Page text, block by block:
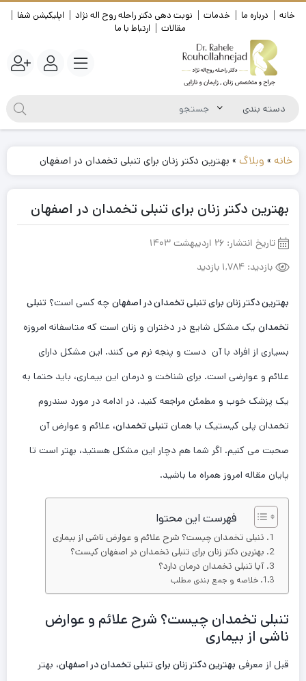
خانه درباره ما خدمات نوبت دهی دکتر راحله روح اله نژاد
اپلیکیشن شفا
مقالات
ارتباط با ما
خانه » وبلاگ » بهترین دکتر زنان برای تنبلی تخمدان در اصفهان
بهترین دکتر زنان برای تنبلی تخمدان در اصفهان
تاریخ انتشار: 26 اردیبهشت 1403
بازدید: 1,784 بازدید
بهترین دکتر زنان برای تنبلی تخمدان در اصفهان چه کسی است؟ تنبلی
تخمدان یک مشکل شایع در دختران و زنان است که متاسفانه امروزه
بسیاری از افراد با آن دست و پنجه نرم می کنند. این مشکل دارای
علائم و عوارضی است. برای شناخت و درمان این بیماری، باید حتما به
یک پزشک خوب و مطمئن مراجعه کنید. در ادامه در مورد سندروم
تخمدان پلی کیستیک یا همان تنبلی تخمدان، علائم و عوارض آن
صحبت می کنیم. اگر شما هم دچار این مشکل هستید، بهتر است تا
پایان مقاله امروز همراه ما باشید.
فهرست این محتوا
تنبلی تخمدان چیست؟ شرح علائم و عوارض ناشی از بیماری
بهترین دکتر زنان برای تنبلی تخمدان در اصفهان کیست؟
آیا تنبلی تخمدان درمان دارد؟
خلاصه و جمع بندی مطلب
تنبلی تخمدان چیست؟ شرح علائم و عوارض
ناشی از بیماری
قبل از معرفی بهترین دکتر زنان برای تنبلی تخمدان در اصفهان، بهتر